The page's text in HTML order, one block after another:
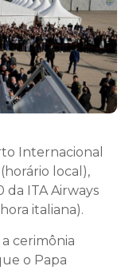
Internacional
local),
da ITA Airways
italiana).
cerimônia
o Papa